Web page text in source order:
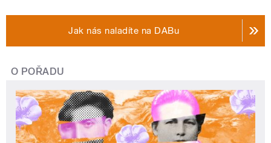
Jak nás naladíte na DABu
O POŘADU